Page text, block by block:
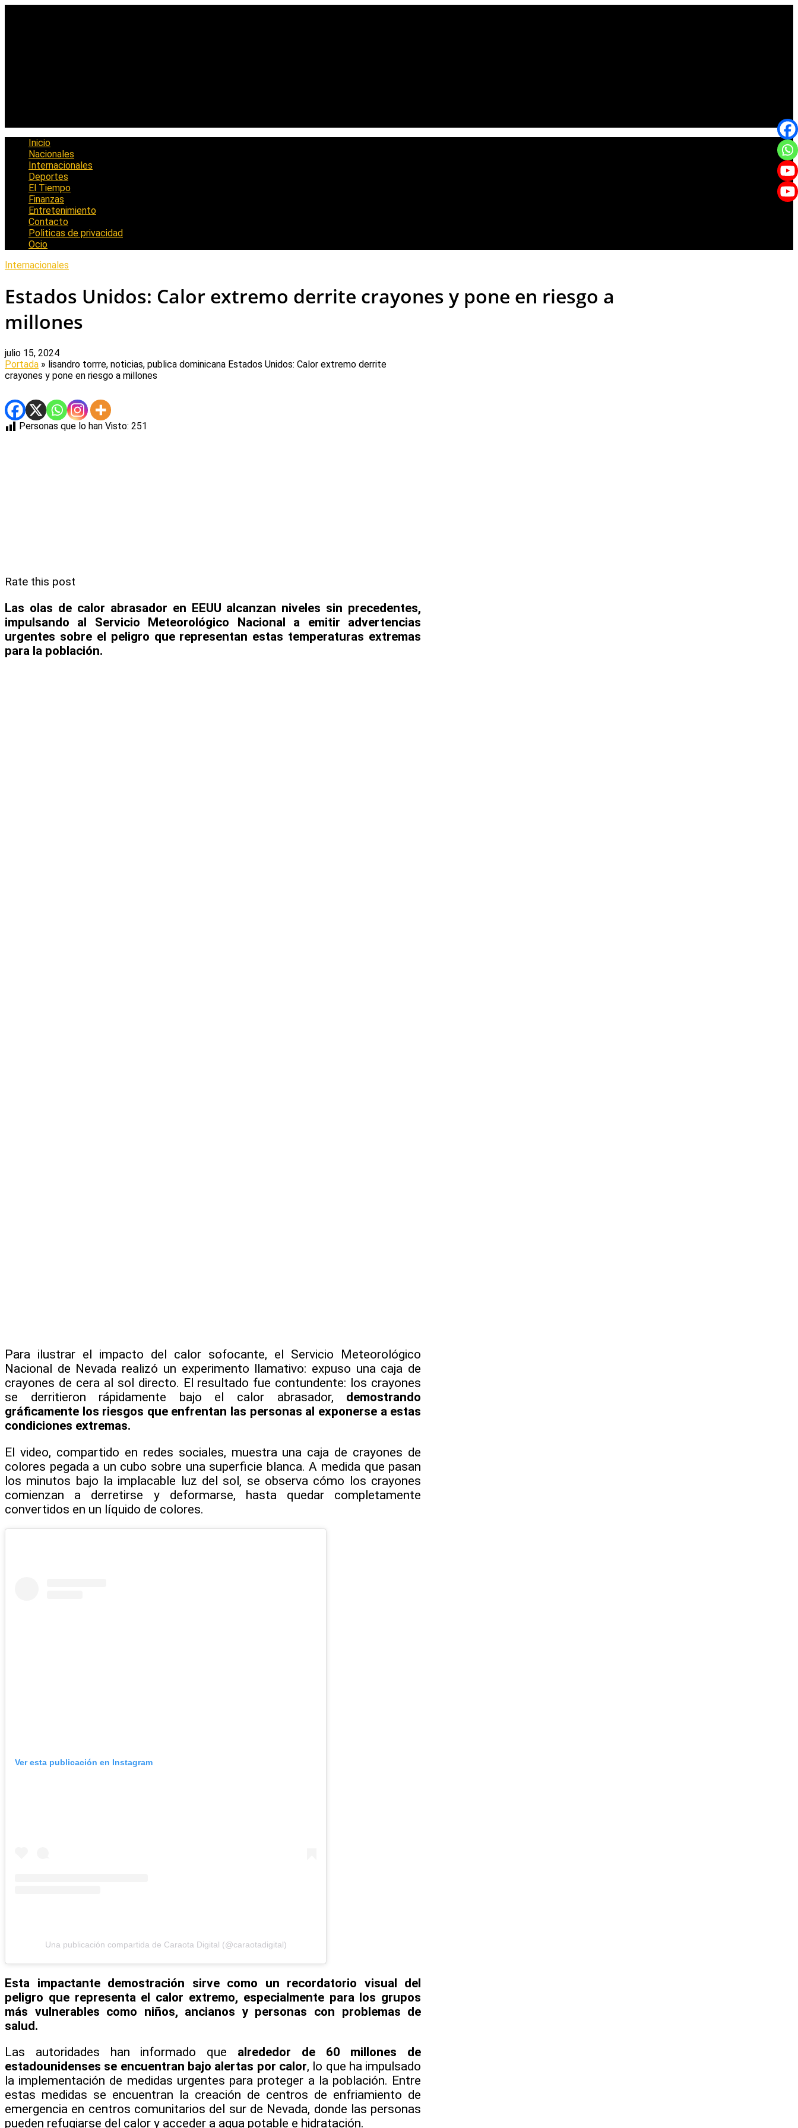
Inicio
Nacionales
Internacionales
Deportes
El Tiempo
Finanzas
Entretenimiento
Contacto
Politicas de privacidad
Ocio
Internacionales
Estados Unidos: Calor extremo derrite crayones y pone en riesgo a
millones
julio 15, 2024
Portada » lisandro torrre, noticias, publica dominicana Estados Unidos: Calor extremo derrite
crayones y pone en riesgo a millones
Personas que lo han Visto: 251
Rate this post
Las olas de calor abrasador en EEUU alcanzan niveles sin precedentes,
impulsando al Servicio Meteorológico Nacional a emitir advertencias
urgentes sobre el peligro que representan estas temperaturas extremas
para la población.
Para ilustrar el impacto del calor sofocante, el Servicio Meteorológico
Nacional de Nevada realizó un experimento llamativo: expuso una caja de
crayones de cera al sol directo. El resultado fue contundente: los crayones
se derritieron rápidamente bajo el calor abrasador, demostrando
gráficamente los riesgos que enfrentan las personas al exponerse a estas
condiciones extremas.
El video, compartido en redes sociales, muestra una caja de crayones de
colores pegada a un cubo sobre una superficie blanca. A medida que pasan
los minutos bajo la implacable luz del sol, se observa cómo los crayones
comienzan a derretirse y deformarse, hasta quedar completamente
convertidos en un líquido de colores.
Ver esta publicación en Instagram
Una publicación compartida de Caraota Digital (@caraotadigital)
Esta impactante demostración sirve como un recordatorio visual del
peligro que representa el calor extremo, especialmente para los grupos
más vulnerables como niños, ancianos y personas con problemas de
salud.
Las autoridades han informado que alrededor de 60 millones de
estadounidenses se encuentran bajo alertas por calor, lo que ha impulsado
la implementación de medidas urgentes para proteger a la población. Entre
estas medidas se encuentran la creación de centros de enfriamiento de
emergencia en centros comunitarios del sur de Nevada, donde las personas
pueden refugiarse del calor y acceder a agua potable e hidratación.